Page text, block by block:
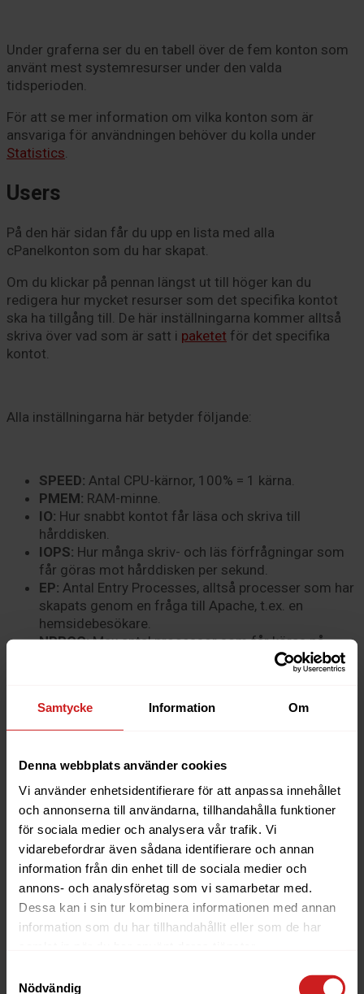
Samtycke Information Om
Denna webbplats använder cookies
Vi använder enhetsidentifierare för att anpassa innehållet
och annonserna till användarna, tillhandahålla funktioner
för sociala medier och analysera vår trafik. Vi
vidarebefordrar även sådana identifierare och annan
information från din enhet till de sociala medier och
annons- och analysföretag som vi samarbetar med.
Dessa kan i sin tur kombinera informationen med annan
information som du har tillhandahållit eller som de har
Nödvändig
Under graferna ser du en tabell över de fem konton som
använt mest systemresurser under den valda
tidsperioden.
För att se mer information om vilka konton som är
ansvariga för användningen behöver du kolla under
Statistics.
Users
På den här sidan får du upp en lista med alla
cPanelkonton som du har skapat.
Om du klickar på pennan längst ut till höger kan du
redigera hur mycket resurser som det specifika kontot
ska ha tillgång till. De här inställningarna kommer alltså
skriva över vad som är satt i paketet för det specifika
kontot.
Alla inställningarna här betyder följande:
SPEED: Antal CPU-kärnor, 100% = 1 kärna.
PMEM: RAM-minne.
IO: Hur snabbt kontot får läsa och skriva till
hårddisken.
IOPS: Hur många skriv- och läs förfrågningar som
får göras mot hårddisken per sekund.
EP: Antal Entry Processes, alltså processer som har
skapats genom en fråga till Apache, t.ex. en
hemsidebesökare.
NPROC:Max antal processor som får köras på
kontot. Det här värdet ska alltid vara högre än EP-
som det specifika kontot har använt historiskt.
Statistics
På den här sidan kan du få en överblick över
resursanvändningen för alla dina konton samt identifiera
problematiska konton.